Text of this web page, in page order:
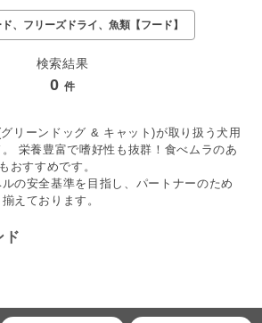
、フリーズドライ、魚類【フード】
検索結果
0 件
リーンドッグ & キャット)が取り扱う犬用
栄養豊富で嗜好性も抜群！食べムラのあ
おすすめです。
の安全基準を目指し、パートナーのため
えております。
ド